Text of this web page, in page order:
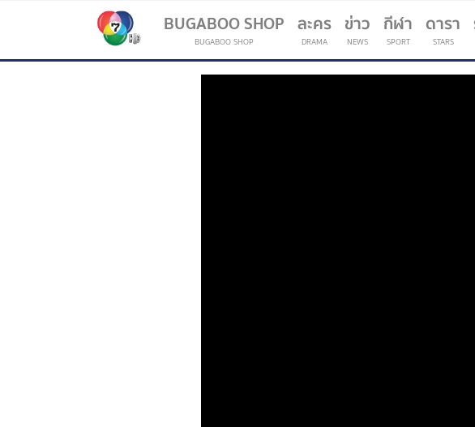
BUGABOO SHOP
BUGABOO SHOP
ละคร
DRAMA
ข่าว
NEWS
กีฬา
SPORT
(current)
ดารา
STARS